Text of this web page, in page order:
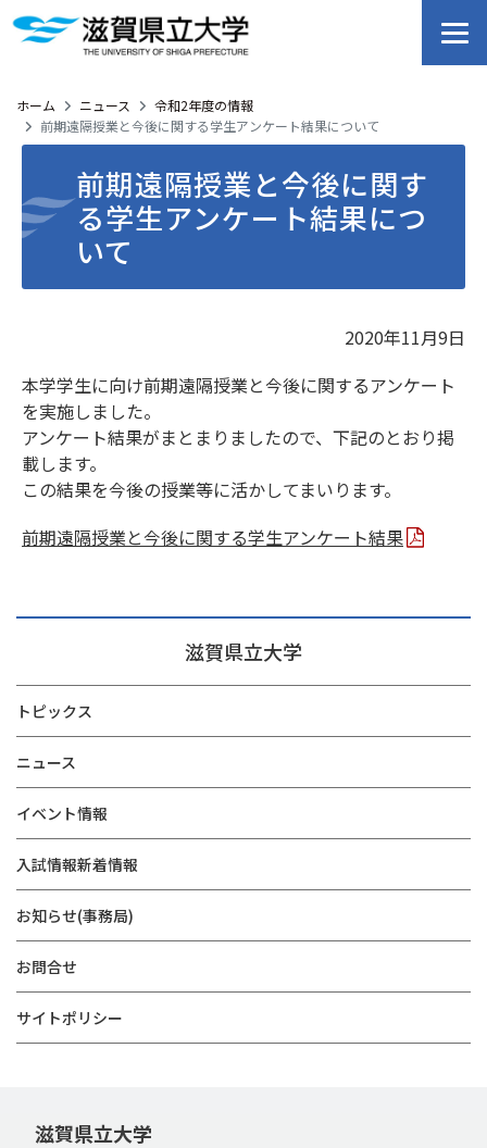
ホーム ニュース
令和2年度の情報
前期遠隔授業と今後に関する学生アンケート結果について
滋賀県立大学
トピックス
ニュース
イベント情報
入試情報新着情報
お知らせ(事務局)
お問合せ
サイトポリシー
前期遠隔授業と今後に関す
る学生アンケート結果につ
いて
2020年11月9日
本学学生に向け前期遠隔授業と今後に関するアンケート
を実施しました。
アンケート結果がまとまりましたので、下記のとおり掲
載します。
この結果を今後の授業等に活かしてまいります。
前期遠隔授業と今後に関する学生アンケート結果
滋賀県立大学